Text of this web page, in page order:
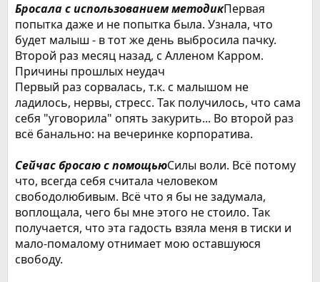
Бросала с использованием методикПервая
попытка даже и не попытка была. Узнала, что
будет малыш - в тот же день выбросила пачку.
Второй раз месяц назад, с Алленом Карром.
Причины прошлых неудач
Первый раз сорвалась, т.к. с малышом не
ладилось, нервы, стресс. Так получилось, что сама
себя "уговорила" опять закурить... Во второй раз
всё банально: на вечеринке корпоратива.
Сейчас бросаю с помощьюСилы воли. Всё потому
что, всегда себя считала человеком
свободолюбивым. Всё что я бы не задумала,
воплощала, чего бы мне этого не стоило. Так
получается, что эта гадость взяла меня в тиски и
мало-помалому отнимает мою оставшуюся
свободу.